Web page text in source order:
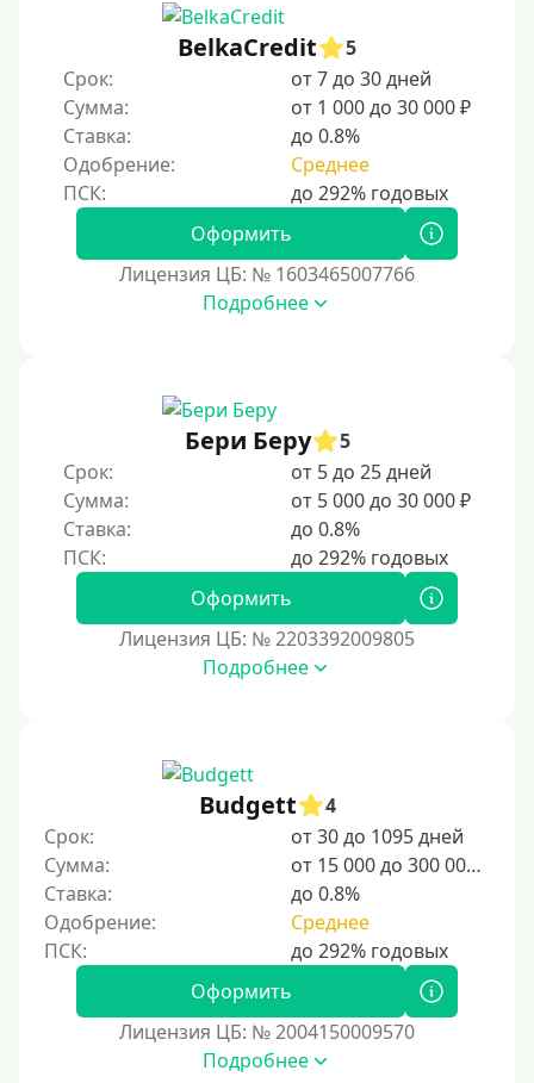
За 15 минут
За час
Срочные
Моментальные онлайн
Экспресс
В день обращения
С 19 лет
С 20 лет
С 21 года
Несовершеннолетним
Студентам
Для мужчин
Женский займ
Мамам в декрете
Без регистрации
С временной регистрацией
BelkaCredit
5
Срок:
от 7 до 30 дней
Сумма:
от 1 000 до 30 000 ₽
Ставка:
до 0.8%
Одобрение:
Среднее
Оформить
Лицензия ЦБ: № 1603465007766
Подробнее
Бери Беру
5
Срок:
от 5 до 25 дней
Сумма:
от 5 000 до 30 000 ₽
Ставка:
до 0.8%
Оформить
Лицензия ЦБ: № 2203392009805
Подробнее
Budgett
4
Срок:
от 30 до 1095 дней
Сумма:
от 15 000 до 300 000 ₽
Ставка:
до 0.8%
Одобрение:
Среднее
Оформить
Лицензия ЦБ: № 2004150009570
Подробнее